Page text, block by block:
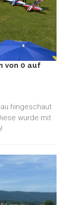
von 0 auf
hingeschaut
wurde mit